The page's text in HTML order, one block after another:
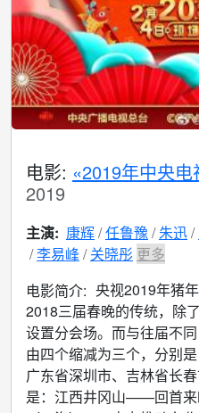
电影: «2019年中央
2019
主演: 康辉 任鲁豫 朱迅
李易峰
关晓彤 更多
电影简介: 央视2019年猪
2018三届春晚的传统，除
设置分会场。而与往届不
由四个缩减为三个，分别
广东省深圳市、吉林省长
是：江西井冈山——回首来